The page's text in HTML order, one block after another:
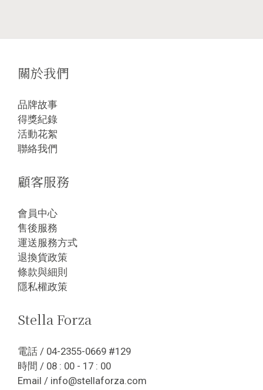
關於我們
品牌故事
得獎紀錄
活動花絮
聯絡我們
顧客服務
會員中心
售後服務
運送服務方式
退換貨政策
條款與細則
隱私權政策
Stella Forza
電話 / 04-2355-0669 #129
時間 / 08 : 00 - 17 : 00
Email / info@stellaforza.com